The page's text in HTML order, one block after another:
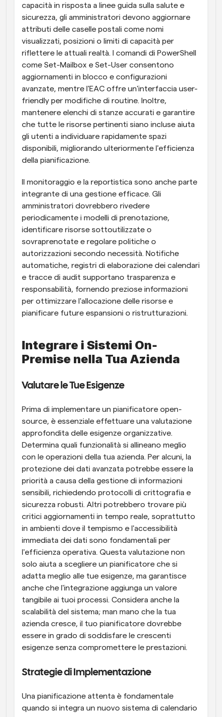
capacità in risposta a linee guida sulla salute e
sicurezza, gli amministratori devono aggiornare
attributi delle caselle postali come nomi
visualizzati, posizioni o limiti di capacità per
riflettere le attuali realtà. I comandi di PowerShell
come Set-Mailbox e Set-User consentono
aggiornamenti in blocco e configurazioni
avanzate, mentre l'EAC offre un'interfaccia user-
friendly per modifiche di routine. Inoltre,
mantenere elenchi di stanze accurati e garantire
che tutte le risorse pertinenti siano incluse aiuta
gli utenti a individuare rapidamente spazi
disponibili, migliorando ulteriormente l'efficienza
della pianificazione.
Il monitoraggio e la reportistica sono anche parte
integrante di una gestione efficace. Gli
amministratori dovrebbero rivedere
periodicamente i modelli di prenotazione,
identificare risorse sottoutilizzate o
sovraprenotate e regolare politiche o
autorizzazioni secondo necessità. Notifiche
automatiche, registri di elaborazione dei calendari
e tracce di audit supportano trasparenza e
responsabilità, fornendo preziose informazioni
per ottimizzare l'allocazione delle risorse e
pianificare future espansioni o ristrutturazioni.
Integrare i Sistemi On-
Premise nella Tua Azienda
Valutare le Tue Esigenze
Prima di implementare un pianificatore open-
source, è essenziale effettuare una valutazione
approfondita delle esigenze organizzative.
Determina quali funzionalità si allineano meglio
con le operazioni della tua azienda. Per alcuni, la
protezione dei dati avanzata potrebbe essere la
priorità a causa della gestione di informazioni
sensibili, richiedendo protocolli di crittografia e
sicurezza robusti. Altri potrebbero trovare più
critici aggiornamenti in tempo reale, soprattutto
in ambienti dove il tempismo e l'accessibilità
immediata dei dati sono fondamentali per
l'efficienza operativa. Questa valutazione non
solo aiuta a scegliere un pianificatore che si
adatta meglio alle tue esigenze, ma garantisce
anche che l'integrazione aggiunga un valore
tangibile ai tuoi processi. Considera anche la
scalabilità del sistema; man mano che la tua
azienda cresce, il tuo pianificatore dovrebbe
essere in grado di soddisfare le crescenti
esigenze senza compromettere le prestazioni.
Strategie di Implementazione
Una pianificazione attenta è fondamentale
quando si integra un nuovo sistema di calendario